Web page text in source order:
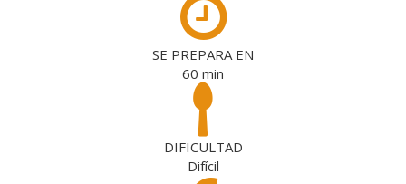
SE PREPARA EN
60 min
DIFICULTAD
Difícil